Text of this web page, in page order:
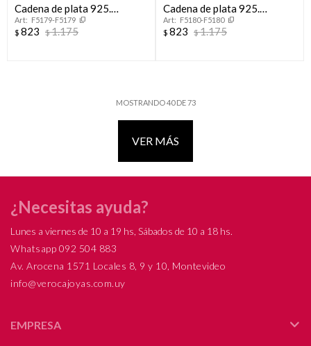
Cadena de plata 925.
Modelo, FORCET, 40 cm.
F5179-F5179
$ 823 $1.175
Cadena de plata 925.
Modelo, FORCET, 45 cm.
F5180-F5180
$ 823 $1.175
MOSTRANDO40DE73
VER MÁS
¿Necesitas ayuda?
Lunes a viernes de 10 a 19 hs, Sábados de 10 a 18 hs.
Whatsapp 092 504 883
Av. Arocena 1571 Locales 8, 9 y 10, Montevideo
info@verocajoyas.com.uy
EMPRESA